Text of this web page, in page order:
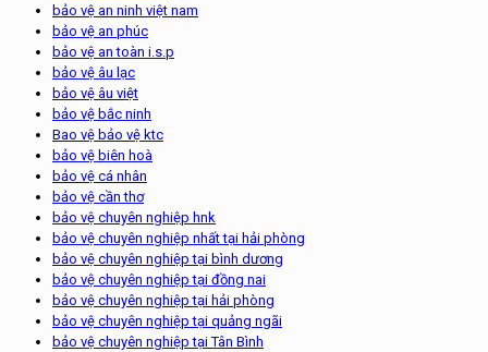
bảo vệ an ninh việt nam
bảo vệ an phúc
bảo vệ an toàn i.s.p
bảo vệ âu lạc
bảo vệ âu việt
bảo vệ bắc ninh
Bao vệ bảo vệ ktc
bảo vệ biên hoà
bảo vệ cá nhân
bảo vệ cần thơ
bảo vệ chuyên nghiệp hnk
bảo vệ chuyên nghiệp nhất tại hải phòng
bảo vệ chuyên nghiệp tại bình dương
bảo vệ chuyên nghiệp tại đồng nai
bảo vệ chuyên nghiệp tại hải phòng
bảo vệ chuyên nghiệp tại quảng ngãi
bảo vệ chuyên nghiệp tại Tân Bình